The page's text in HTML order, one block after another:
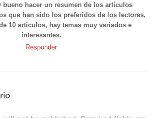
bueno hacer un resumen de los artículos
que han sido los preferidos de los lectores,
10 artículos, hay temas muy variados e
interesantes.
Responder